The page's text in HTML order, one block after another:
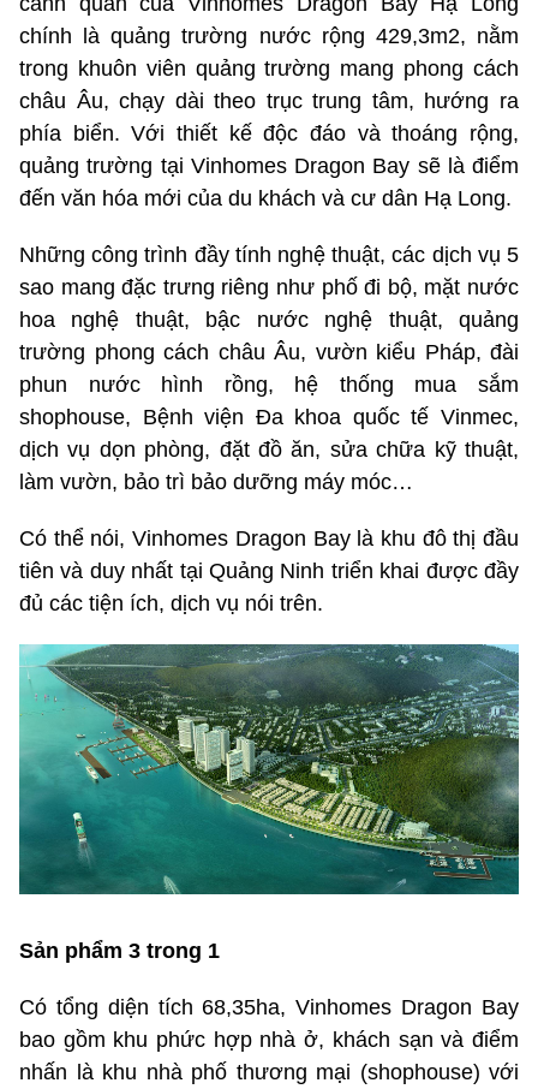
chính là quảng trường nước rộng 429,3m2, nằm
trong khuôn viên quảng trường mang phong cách
châu Âu, chạy dài theo trục trung tâm, hướng ra
phía biển. Với thiết kế độc đáo và thoáng rộng,
quảng trường tại Vinhomes Dragon Bay sẽ là điểm
đến văn hóa mới của du khách và cư dân Hạ Long.
Những công trình đầy tính nghệ thuật, các dịch vụ 5
sao mang đặc trưng riêng như phố đi bộ, mặt nước
hoa nghệ thuật, bậc nước nghệ thuật, quảng
trường phong cách châu Âu, vườn kiểu Pháp, đài
phun nước hình rồng, hệ thống mua sắm
shophouse, Bệnh viện Đa khoa quốc tế Vinmec,
dịch vụ dọn phòng, đặt đồ ăn, sửa chữa kỹ thuật,
làm vườn, bảo trì bảo dưỡng máy móc…
Có thể nói, Vinhomes Dragon Bay là khu đô thị đầu
tiên và duy nhất tại Quảng Ninh triển khai được đầy
đủ các tiện ích, dịch vụ nói trên.
Sản phẩm 3 trong 1
Có tổng diện tích 68,35ha, Vinhomes Dragon Bay
bao gồm khu phức hợp nhà ở, khách sạn và điểm
nhấn là khu nhà phố thương mại (shophouse) với